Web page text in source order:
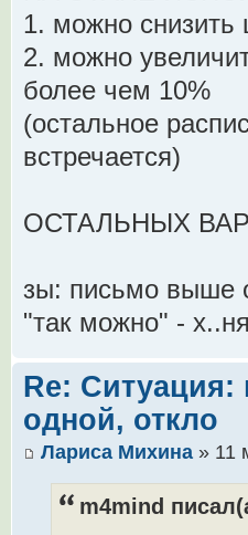
1. можно снизить
2. можно
более чем 10%
(остальное
встречается)
ОСТАЛЬНЫХ
зы: письмо выше
"так можно" -
Re: Ситуация:
одной, откло
Лариса Михина » 11
m4mind